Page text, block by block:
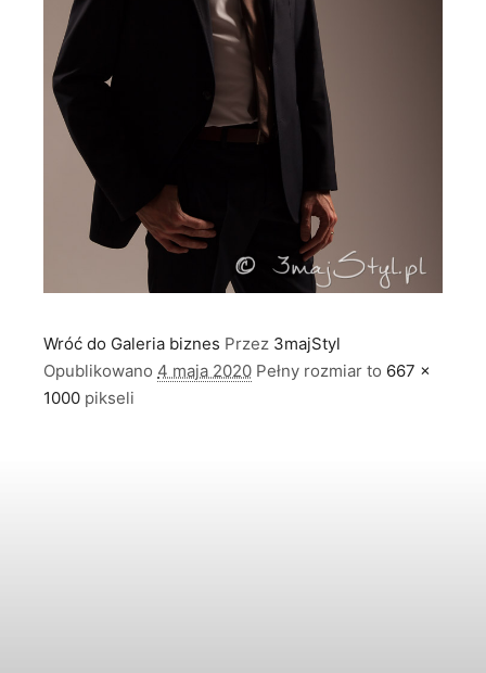
Wróć do Galeria biznes Przez 3majStyl
Opublikowano 4 maja 2020 Pełny rozmiar to 667 ×
1000 pikseli